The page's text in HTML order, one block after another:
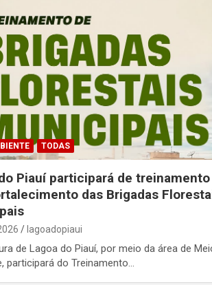
TODAS
Piauí participará de treinamento
das Brigadas
lagoadopiaui
de Lagoa do Piauí, por meio da área de
participará do Treinamento…